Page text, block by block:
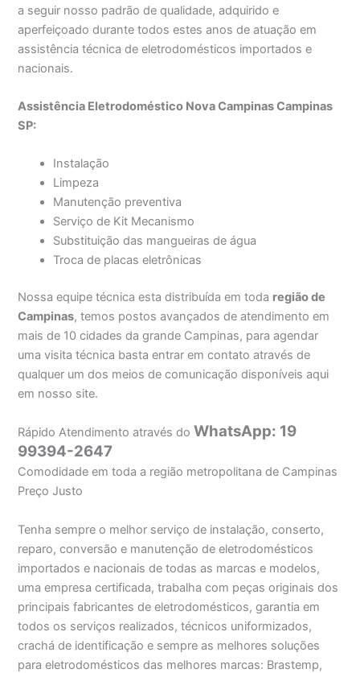
a seguir nosso padrão de qualidade, adquirido e
aperfeiçoado durante todos estes anos de atuação em
assistência técnica de eletrodomésticos importados e
nacionais.
Assistência Eletrodoméstico Nova Campinas Campinas
SP:
Instalação
Limpeza
Manutenção preventiva
Serviço de Kit Mecanismo
Substituição das mangueiras de água
Troca de placas eletrônicas
Nossa equipe técnica esta distribuída em toda região de
Campinas, temos postos avançados de atendimento em
mais de 10 cidades da grande Campinas, para agendar
uma visita técnica basta entrar em contato através de
qualquer um dos meios de comunicação disponíveis aqui
em nosso site.
Rápido Atendimento através do WhatsApp: 19
99394-2647
Comodidade em toda a região metropolitana de Campinas
Preço Justo
Tenha sempre o melhor serviço de instalação, conserto,
reparo, conversão e manutenção de eletrodomésticos
importados e nacionais de todas as marcas e modelos,
uma empresa certificada, trabalha com peças originais dos
principais fabricantes de eletrodomésticos, garantia em
todos os serviços realizados, técnicos uniformizados,
crachá de identificação e sempre as melhores soluções
para eletrodomésticos das melhores marcas: Brastemp,